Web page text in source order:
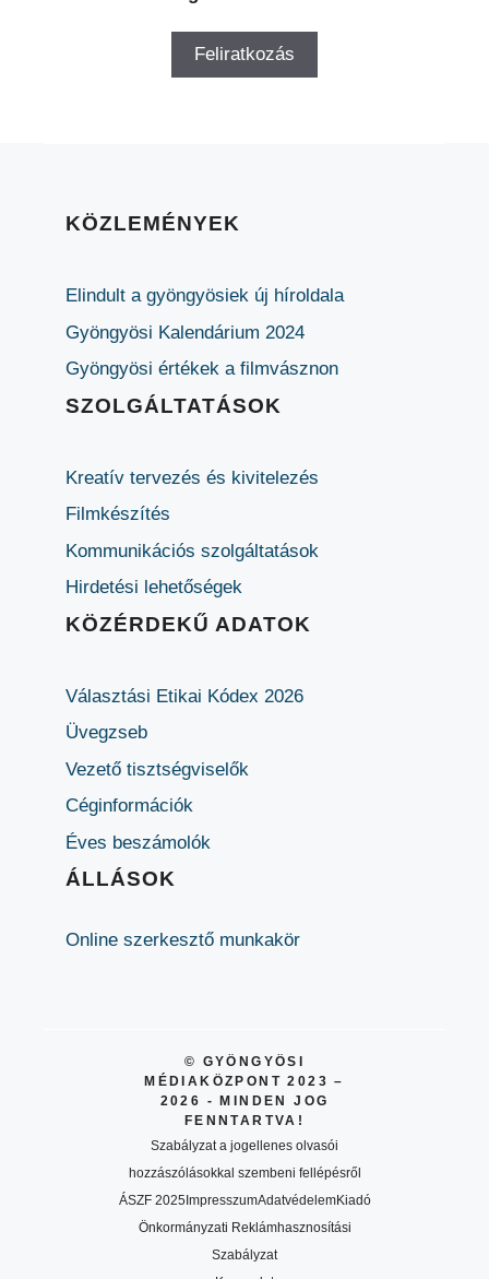
KÖZLEMÉNYEK
Elindult a gyöngyösiek új híroldala
Gyöngyösi Kalendárium 2024
Gyöngyösi értékek a filmvásznon
SZOLGÁLTATÁSOK
Kreatív tervezés és kivitelezés
Filmkészítés
Kommunikációs szolgáltatások
Hirdetési lehetőségek
KÖZÉRDEKŰ ADATOK
Választási Etikai Kódex 2026
Üvegzseb
Vezető tisztségviselők
Céginformációk
Éves beszámolók
ÁLLÁSOK
Online szerkesztő munkakör
© GYÖNGYÖSI
MÉDIAKÖZPONT 2023 –
2026 - MINDEN JOG
FENNTARTVA!
Szabályzat a jogellenes olvasói
hozzászólásokkal szembeni fellépésről
ÁSZF 2025ImpresszumAdatvédelemKiadó
Önkormányzati Reklámhasznosítási
Szabályzat